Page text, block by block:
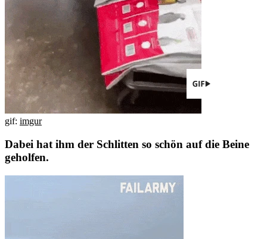
gif: imgur
Dabei hat ihm der Schlitten so schön auf die Beine
geholfen.